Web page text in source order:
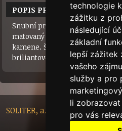
technologie
zážitku z
následující
základní
lepší zážitek
vašeho
služby a pro
li
pro vás
POPIS PRODUKTU
Snubní prsten z bílého nebo
matovaný a lesklý povrch, 1
kamene. Šířka prstenu 4mm.
briliantovému vzoru obdržíte
SOLITER, a.s. - Nádražní 148/
Czech